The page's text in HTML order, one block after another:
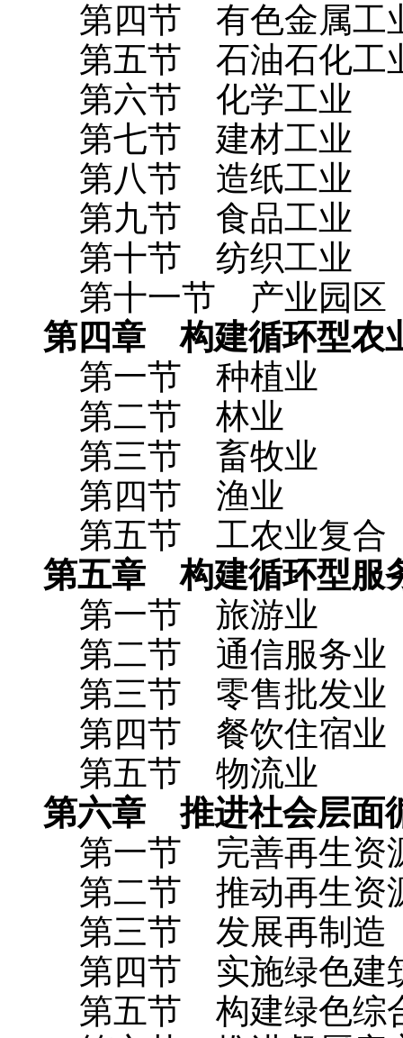
第四节 有色金属工
第五节 石油石化工
第六节 化学工业
第七节 建材工业
第八节 造纸工业
第九节 食品工业
第十节 纺织工业
第十一节 产业园区
第四章 构建循环型农
第一节 种植业
第二节 林业
第三节 畜牧业
第四节 渔业
第五节 工农业复合
第五章 构建循环型服
第一节 旅游业
第二节 通信服务业
第三节 零售批发业
第四节 餐饮住宿业
第五节 物流业
第六章 推进社会层面
第一节 完善再生资
第二节 推动再生资源
第三节 发展再制造
第四节 实施绿色建
第五节 构建绿色综